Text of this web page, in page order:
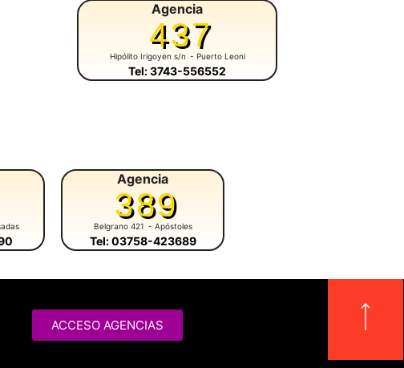
Agencia
437
Hipólito Irigoyen s/n - Puerto Leoni
Tel: 3743-556552
Agencia
389
Belgrano 421 - Apóstoles
Tel: 03758-423689
ACCESO AGENCIAS